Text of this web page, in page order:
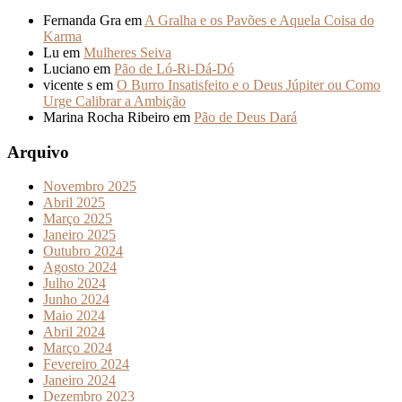
Fernanda Gra em A Gralha e os Pavões e Aquela Coisa do
Karma
Lu em Mulheres Seiva
Luciano em Pão de Ló-Ri-Dá-Dó
vicente s em O Burro Insatisfeito e o Deus Júpiter ou Como
Urge Calibrar a Ambição
Marina Rocha Ribeiro em Pão de Deus Dará
Arquivo
Novembro 2025
Abril 2025
Março 2025
Janeiro 2025
Outubro 2024
Agosto 2024
Julho 2024
Junho 2024
Maio 2024
Abril 2024
Março 2024
Fevereiro 2024
Janeiro 2024
Dezembro 2023